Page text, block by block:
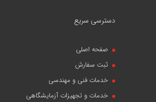
دسترسی سریع
صفحه اصلی
ثبت سفارش
خدمات فنی و مهندسی
خدمات و تجهیزات آزمایشگاهی